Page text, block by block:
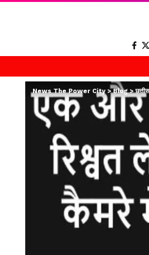
News The Power City>Blog>